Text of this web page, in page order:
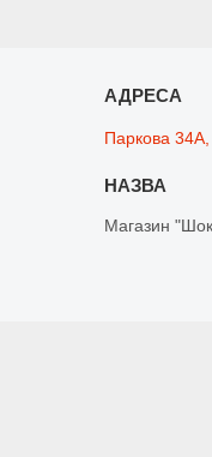
Паркова
Магазин